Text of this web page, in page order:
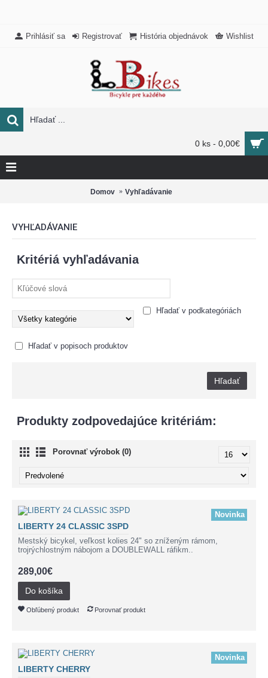
Prihlásiť sa Registrovať História objednávok Wishlist
0 ks - 0,00€
Domov Vyhľadávanie
VYHĽADÁVANIE
Kritériá vyhľadávania
Hľadať v podkategóriách
Hľadať v popisoch produktov
Produkty zodpovedajúce kritériám:
Porovnať výrobok (0)
Novinka
LIBERTY 24 CLASSIC 3SPD
Mestský bicykel, veľkost kolies 24" so zníženým rámom,
trojrýchlostným nábojom a DOUBLEWALL ráfikm..
289,00€
Do košíka
Obľúbený produkt Porovnať produkt
Novinka
LIBERTY CHERRY